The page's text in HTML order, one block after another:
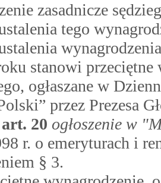
zasadnicze
tego
stanowi
ogłaszane w
przez Prezesa
art. 20 ogłoszenie w
r. o emeryturach i
§ 3.